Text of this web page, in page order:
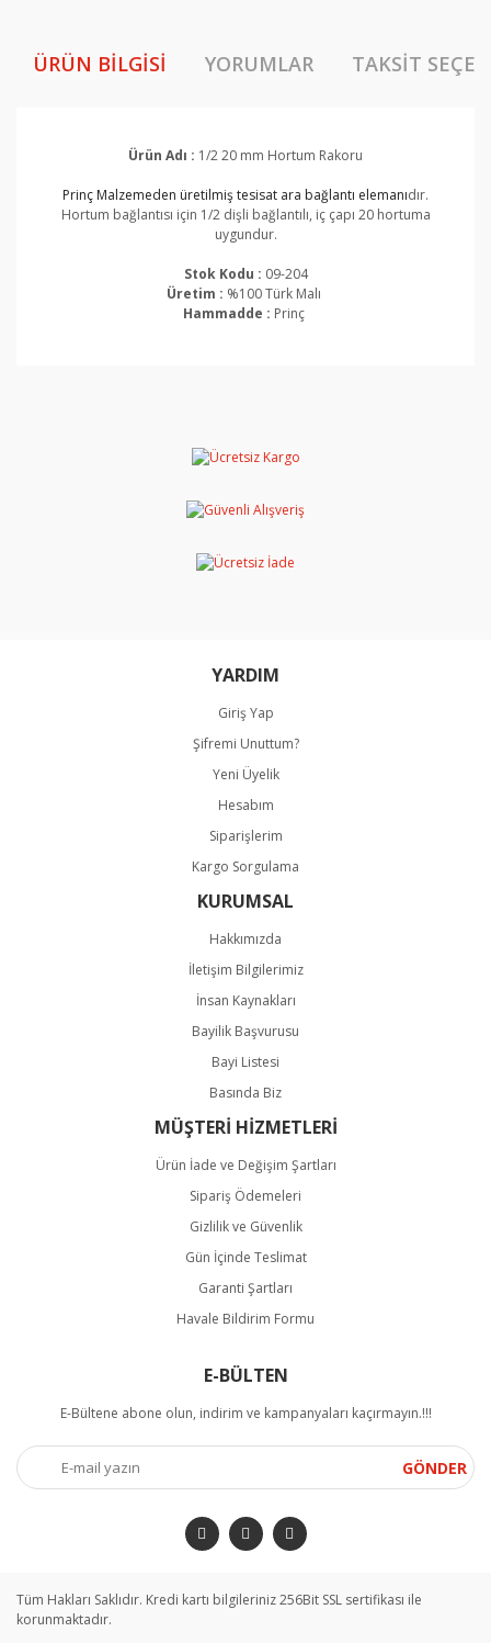
ÜRÜN BILGISI YORUMLAR TAKSIT
Ürün Adı : 1/2 20 mm Hortum Rakoru
Prinç Malzemeden üretilmiş tesisat ara bağlantı elemanıdır.
Hortum bağlantısı için 1/2 dişli bağlantılı, iç çapı 20 hortuma
uygundur.
Stok Kodu : 09-204
Üretim : %100 Türk Malı
Hammadde : Prinç
Yorum Yaz
Ürün açıklamasında eksik bilgiler bulunuyor.
Gönder
YARDIM
Giriş Yap
Şifremi Unuttum?
Yeni Üyelik
Hesabım
Siparişlerim
Kargo Sorgulama
KURUMSAL
Hakkımızda
İletişim Bilgilerimiz
İnsan Kaynakları
Bayilik Başvurusu
Bayi Listesi
Basında Biz
MÜŞTERİ HİZMETLERİ
Ürün İade ve Değişim Şartları
Sipariş Ödemeleri
Gizlilik ve Güvenlik
Gün İçinde Teslimat
Garanti Şartları
Havale Bildirim Formu
E-BÜLTEN
E-Bültene abone olun, indirim ve kampanyaları kaçırmayın.!!!
GÖNDER
Tüm Hakları Saklıdır. Kredi kartı bilgileriniz 256Bit SSL sertifikası ile
korunmaktadır.